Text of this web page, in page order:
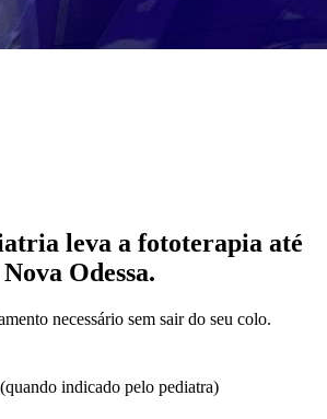
leva a fototerapia até
Odessa.
necessário sem sair do seu colo.
indicado pelo pediatra)